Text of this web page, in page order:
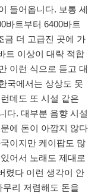
들어옵니다. 보통 세
바트부터 6400바트
금 더 고급진 곳에 가
트 이상이 대략 적합
이런 식으로 듣고 대
국에서는 상상도 못
데도 또 시설 같은
다. 대부분 음향 시설
에 돈이 아깝지 않다
이지만 케이팝도 많
어서 노래도 제대로
렸다 이런 생각이 안
리 저렴해도 돈을